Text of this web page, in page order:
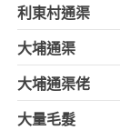
利東村通渠
大埔通渠
大埔通渠佬
大量毛髮